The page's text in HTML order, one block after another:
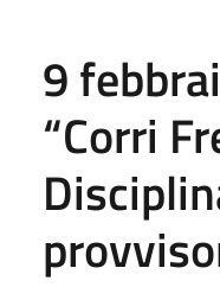
9
“Corri